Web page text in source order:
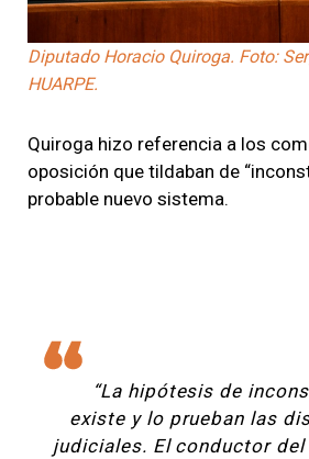
Diputado Horacio Quiroga. Foto:
HUARPE.
Quiroga hizo referencia a los
oposición que tildaban de
probable nuevo sistema.
“La hipótesis de
existe y lo prueban las
judiciales. El conductor del